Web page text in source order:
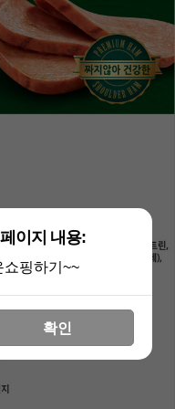
이지 내용:
쇼핑하기~~
확인